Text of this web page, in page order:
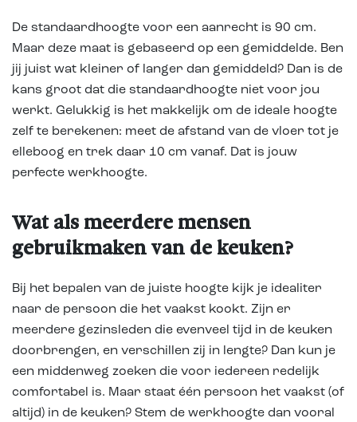
De standaardhoogte voor een aanrecht is 90 cm.
Maar deze maat is gebaseerd op een gemiddelde. Ben
jij juist wat kleiner of langer dan gemiddeld? Dan is de
kans groot dat die standaardhoogte niet voor jou
werkt. Gelukkig is het makkelijk om de ideale hoogte
zelf te berekenen: meet de afstand van de vloer tot je
elleboog en trek daar 10 cm vanaf. Dat is jouw
perfecte werkhoogte.
Wat als meerdere mensen
gebruikmaken van de keuken?
Bij het bepalen van de juiste hoogte kijk je idealiter
naar de persoon die het vaakst kookt. Zijn er
meerdere gezinsleden die evenveel tijd in de keuken
doorbrengen, en verschillen zij in lengte? Dan kun je
een middenweg zoeken die voor iedereen redelijk
comfortabel is. Maar staat één persoon het vaakst (of
altijd) in de keuken? Stem de werkhoogte dan vooral